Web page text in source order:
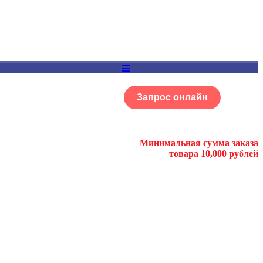
Запрос онлайн
Минимальная сумма заказа
товара 10,000 рублей